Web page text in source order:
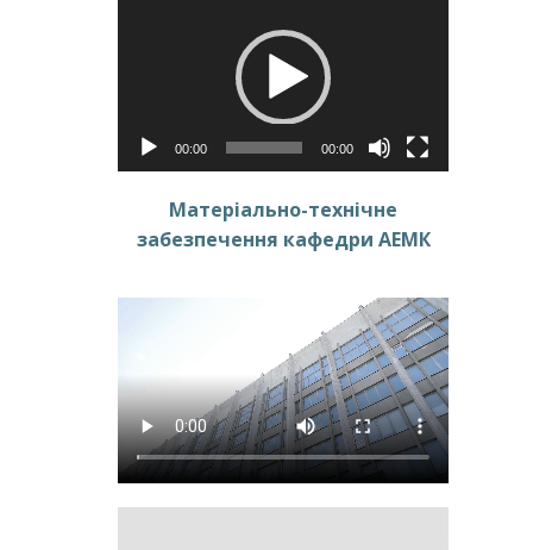
00:00 00:00
Матеріально-технічне
забезпечення кафедри АЕМК